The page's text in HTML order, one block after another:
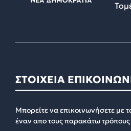
ΣΤΟΙΧΕΙΑ
Μπορείτε να επικοινωνήσετε με
έναν απο τους παρακάτω τρόπους